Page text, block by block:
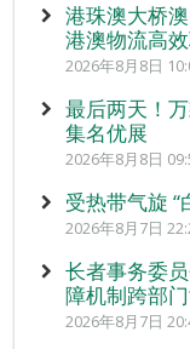
港珠澳大桥
港澳物流高
2026年8月8日
最后两天！
集名优展
2026年8月8日
受热带气旋
2026年8月7日
长者事务委
障机制跨部
2026年8月7日